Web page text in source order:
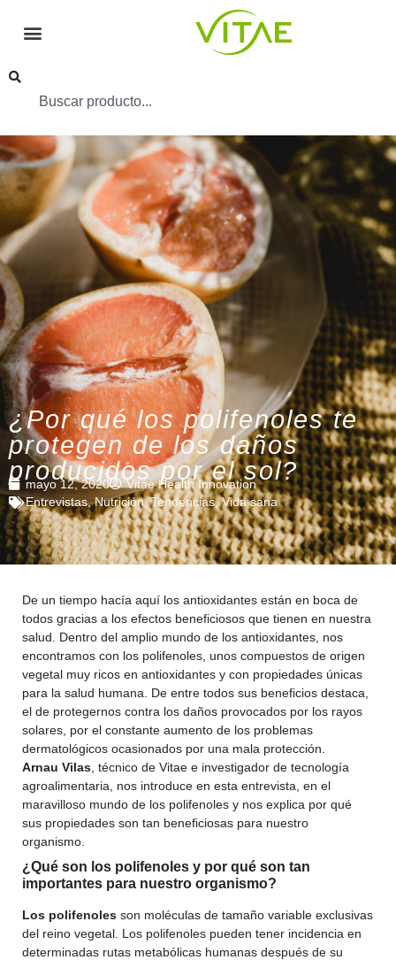
¿Por qué los polifenoles te
protegen de los daños
producidos por el sol?
mayo 12, 2020
Vitae Health Innovation
Entrevistas,Nutrición,Tendencias,Vida sana
De un tiempo hacía aquí los antioxidantes están en boca de
todos gracias a los efectos beneficiosos que tienen en nuestra
salud. Dentro del amplio mundo de los antioxidantes, nos
encontramos con los polifenoles, unos compuestos de origen
vegetal muy ricos en antioxidantes y con propiedades únicas
para la salud humana. De entre todos sus beneficios destaca,
el de protegernos contra los daños provocados por los rayos
solares, por el constante aumento de los problemas
dermatológicos ocasionados por una mala protección.
Arnau Vilas , técnico de Vitae e investigador de tecnología
agroalimentaria, nos introduce en esta entrevista, en el
maravilloso mundo de los polifenoles y nos explica por qué
sus propiedades son tan beneficiosas para nuestro
organismo.
¿Qué son los polifenoles y por qué son tan
importantes para nuestro organismo?
Los polifenoles son moléculas de tamaño variable exclusivas
del reino vegetal. Los polifenoles pueden tener incidencia en
determinadas rutas metabólicas humanas después de su